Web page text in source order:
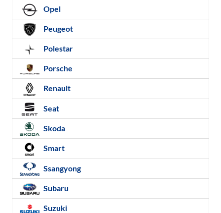
Opel
Peugeot
Polestar
Porsche
Renault
Seat
Skoda
Smart
Ssangyong
Subaru
Suzuki